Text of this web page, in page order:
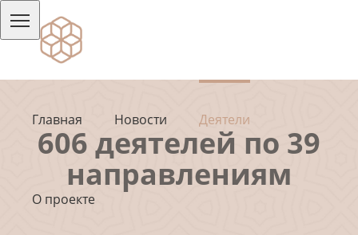
Главная Новости Деятели
О проекте
606 деятелей по 39
направлениям